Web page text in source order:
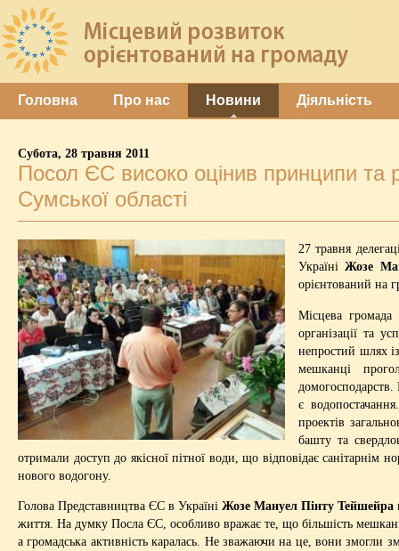
Головна Про нас Новини Діяльність
Субота, 28 травня 2011
Посол ЄС високо оцінив принципи та
Сумської області
27 травня
УкраїніЖозе
орієнтований на
Місцева громада
організації та
непростий шлях
мешканці
є
проектів
башту та
отримали доступ до якісної пітної води, що відповідає санітарнім
нового водогону.
Голова Представництва ЄС в Україні Жозе Мануел Пінту Тейшейра
життя. На думку Посла ЄС, особливо вражає те, що більшість
а громадська активність каралась. Не зважаючи на це, вони змогли